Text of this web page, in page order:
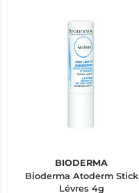
BIODERMA
Bioderma Atoderm Stick
Lévres 4g